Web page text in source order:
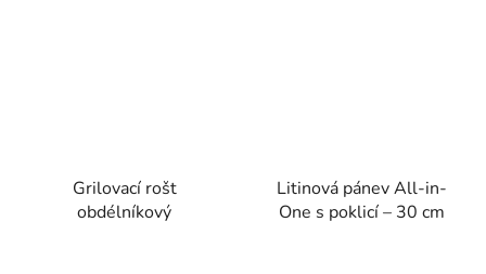
Grilovací rošt
obdélníkový
Litinová pánev All-in-
One s poklicí – 30 cm